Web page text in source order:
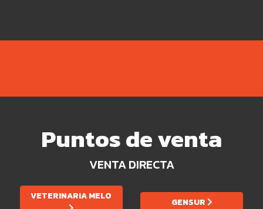
Puntos de venta
VENTA DIRECTA
VETERINARIA MELO GENSUR